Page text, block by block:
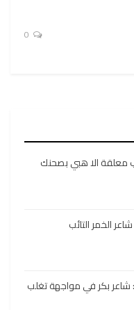
معلقة الا هبي بصحنك
الخمر التائب
شاعر بكر في مواجهة تغلب